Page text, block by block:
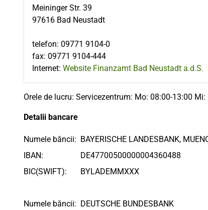
Meininger Str. 39
97616 Bad Neustadt
telefon: 09771 9104-0
fax: 09771 9104-444
Internet: Website Finanzamt Bad Neustadt a.d.S.
Orele de lucru: Servicezentrum: Mo: 08:00-13:00
Detalii bancare
Numele băncii: BAYERISCHE LANDESBANK,
IBAN:
DE47700500000004360488
BIC(SWIFT):
BYLADEMMXXX
Numele băncii: DEUTSCHE BUNDESBANK